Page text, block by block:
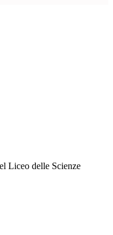
Liceo delle Scienze